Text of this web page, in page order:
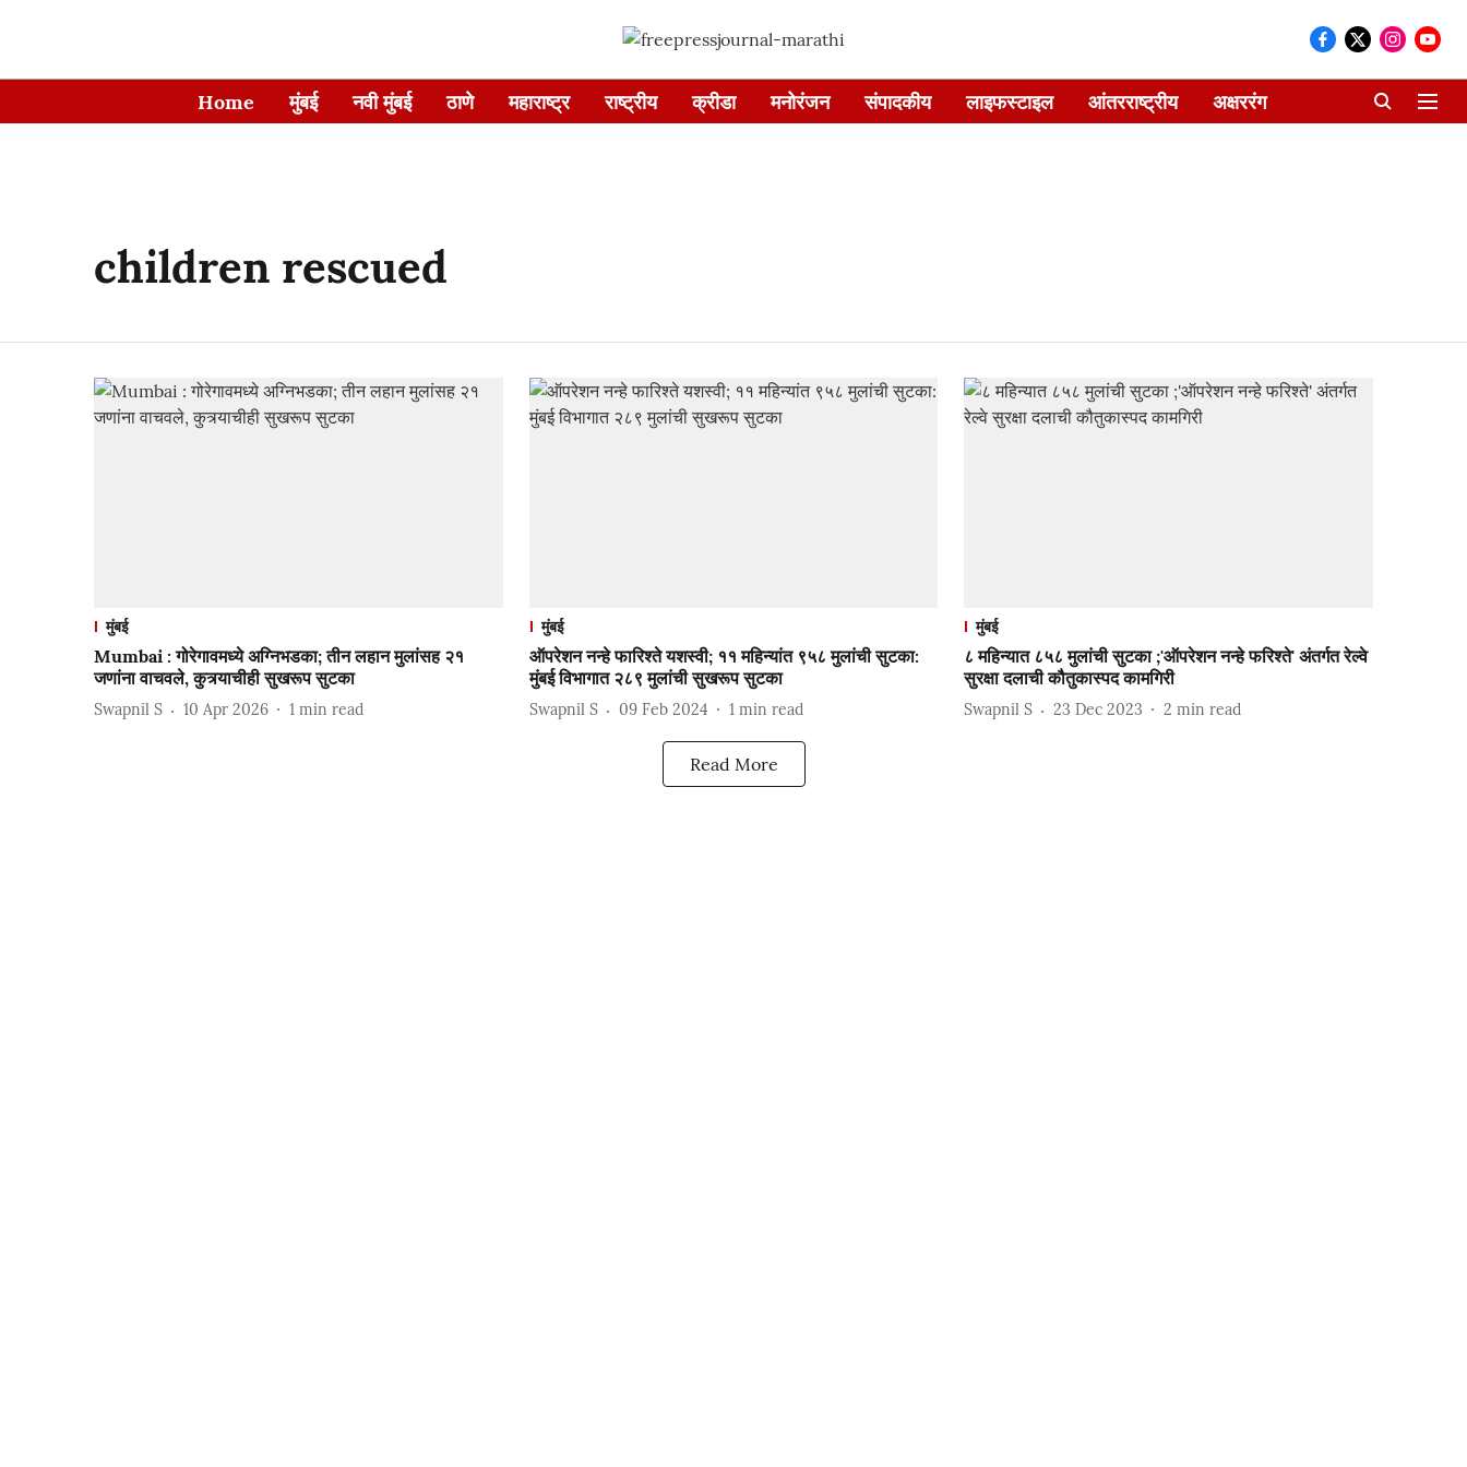
Home मुंबई नवी मुंबई ठाणे महाराष्ट्र राष्ट्रीय क्रीडा मनोरंजन संपादकीय लाइफस्टाइल आंतरराष्ट्रीय अक्षररंग
children rescued
मुंबई
Mumbai : गोरेगावमध्ये अग्निभडका; तीन लहान मुलांसह २१
जणांना वाचवले, कुत्र्याचीही सुखरूप सुटका
Swapnil S 10 Apr 2026 1 min read
मुंबई
ऑपरेशन नन्हे फारिश्ते यशस्वी; ११ महिन्यांत ९५८ मुलांची सुटका:
मुंबई विभागात २८९ मुलांची सुखरूप सुटका
Swapnil S 09 Feb 2024 1 min read
मुंबई
८ महिन्यात ८५८ मुलांची सुटका ;'ऑपरेशन नन्हे फरिश्ते' अंतर्गत रेल्वे
सुरक्षा दलाची कौतुकास्पद कामगिरी
Swapnil S 23 Dec 2023 2 min read
Read More